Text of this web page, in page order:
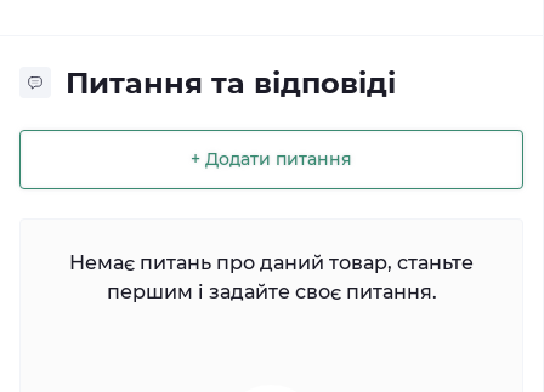
Питання та відповіді
+ Додати питання
Немає питань про даний товар, станьте
першим і задайте своє питання.